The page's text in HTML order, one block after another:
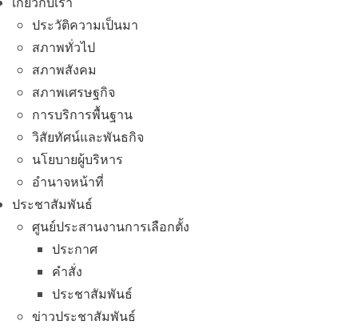
ประวัติความเป็นมา
สภาพทั่วไป
สภาพสังคม
สภาพเศรษฐกิจ
การบริการพื้นฐาน
วิสัยทัศน์และพันธกิจ
นโยบายผู้บริหาร
อํานาจหน้าที่
ประชาสัมพันธ์
ศูนย์ประสานงานการเลือกตั้ง
ประกาศ
คำสั่ง
ประชาสัมพันธ์
ข่าวประชาสัมพันธ์